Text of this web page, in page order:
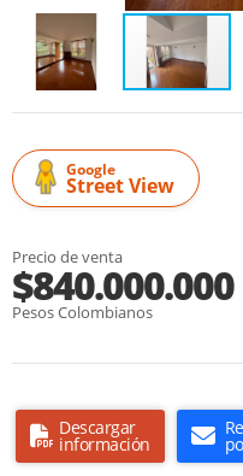
Google
Street View
Precio de venta
$840.000.000
Pesos Colombianos
Descargar
información